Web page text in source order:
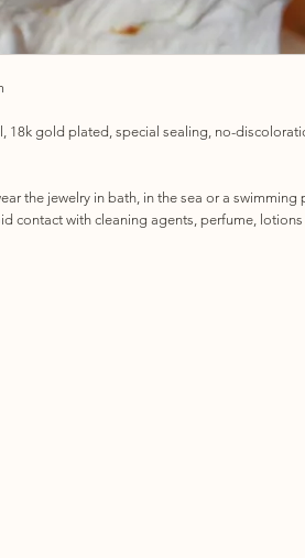
18k gold plated, special sealing, no-
the jewelry in bath, in the sea or a swimming
contact with cleaning agents, perfume, lotions